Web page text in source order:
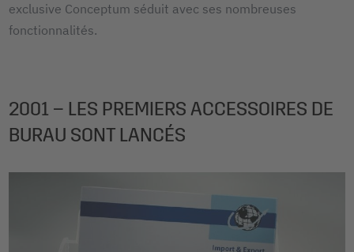
exclusive Conceptum séduit avec ses nombreuses
fonctionnalités.
2001 – LES PREMIERS ACCESSOIRES DE
BURAU SONT LANCÉS